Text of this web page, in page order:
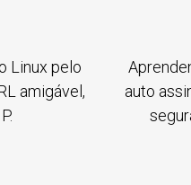
Linux pelo
amigável,
auto